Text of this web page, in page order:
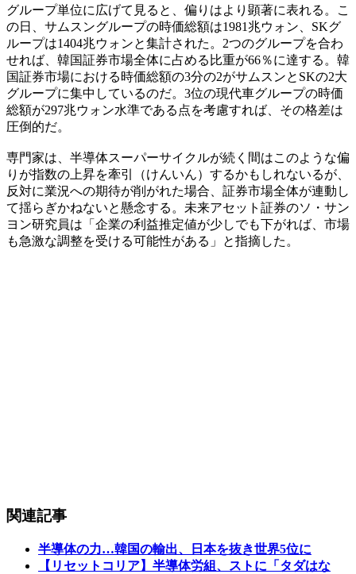
グループ単位に広げて見ると、偏りはより顕著に表れる。こ
の日、サムスングループの時価総額は1981兆ウォン、SKグ
ループは1404兆ウォンと集計された。2つのグループを合わ
せれば、韓国証券市場全体に占める比重が66％に達する。韓
国証券市場における時価総額の3分の2がサムスンとSKの2大
グループに集中しているのだ。3位の現代車グループの時価
総額が297兆ウォン水準である点を考慮すれば、その格差は
圧倒的だ。
専門家は、半導体スーパーサイクルが続く間はこのような偏
りが指数の上昇を牽引（けんいん）するかもしれないるが、
反対に業況への期待が削がれた場合、証券市場全体が連動し
て揺らぎかねないと懸念する。未来アセット証券のソ・サン
ヨン研究員は「企業の利益推定値が少しでも下がれば、市場
も急激な調整を受ける可能性がある」と指摘した。
関連記事
半導体の力…韓国の輸出、日本を抜き世界5位に
【リセットコリア】半導体労組、ストに「タダはな